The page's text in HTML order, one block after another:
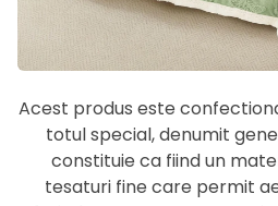
Acest produs este
totul special, denumit
constituie ca fiind un
tesaturi fine care permit